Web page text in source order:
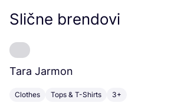
Slične brendovi
Tara Jarmon
Clothes Tops & T-Shirts 3+